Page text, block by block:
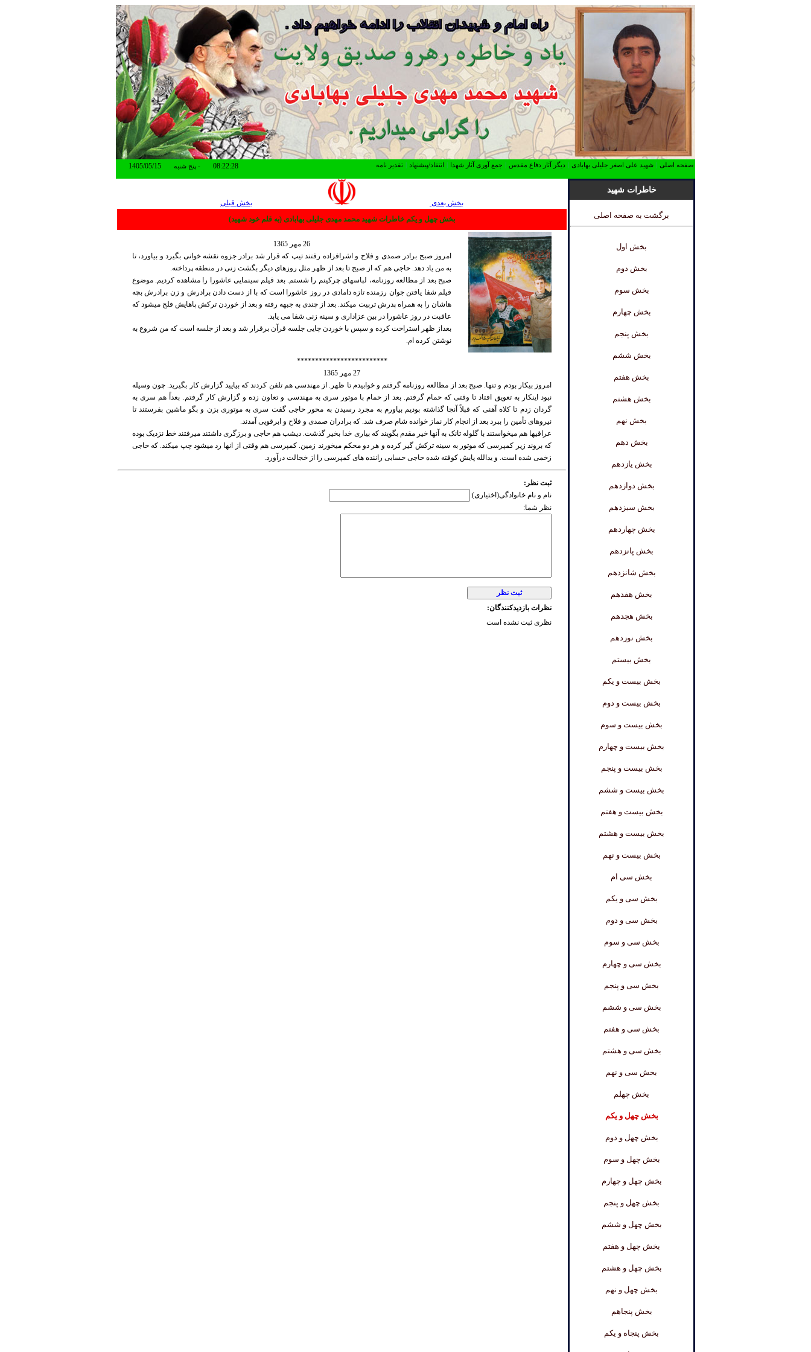
صفحه اصلی | شهید علی اصغر جلیلی بهابادی | دیگر آثار دفاع مقدس | جمع آوری آثار شهدا | انتقاد/پیشنهاد | تقدیر نامه پنج شنبه -
خاطرات شهید
برگشت به صفحه اصلی
بخش اول
بخش دوم
بخش سوم
بخش چهارم
بخش پنجم
بخش ششم
بخش هفتم
بخش هشتم
بخش نهم
بخش دهم
بخش یازدهم
بخش دوازدهم
بخش سیزدهم
بخش چهاردهم
بخش پانزدهم
بخش شانزدهم
بخش هفدهم
بخش هجدهم
بخش نوزدهم
بخش بیستم
بخش بیست و یکم
بخش بیست و دوم
بخش بیست و سوم
بخش بیست و چهارم
بخش بیست و پنجم
بخش بیست و ششم
بخش بیست و هفتم
بخش بیست و هشتم
بخش بیست و نهم
بخش سی ام
بخش سی و یکم
بخش سی و دوم
بخش سی و سوم
بخش سی و چهارم
بخش سی و پنجم
بخش سی و ششم
بخش سی و هفتم
بخش سی و هشتم
بخش سی و نهم
بخش چهلم
بخش چهل و یکم
بخش چهل و دوم
بخش چهل و سوم
بخش چهل و چهارم
بخش چهل و پنجم
بخش چهل و ششم
بخش چهل و هفتم
بخش چهل و هشتم
بخش چهل و نهم
بخش پنجاهم
بخش پنجاه و یکم
بخش بعدی
بخش قبلی
بخش چهل و یکم خاطرات شهید محمد مهدی جلیلی بهابادی (به قلم خود شهید)
26 مهر 1365
امروز صبح برادر صمدی و فلاح و اشرافزاده رفتند تیپ که قرار شد برادر جزوه نقشه خوانی بگیرد و بیاورد، تا
به من یاد دهد. حاجی هم که از صبح تا بعد از ظهر مثل روزهای دیگر بگشت زنی در منطقه پرداخته.
صبح بعد از مطالعه روزنامه، لباسهای چرکینم را شستم. بعد فیلم سینمایی عاشورا را مشاهده کردیم. موضوع
فیلم شفا یافتن جوان رزمنده تازه دامادی در روز عاشورا است که با از دست دادن برادرش و زن برادرش بچه
هاشان را به همراه پدرش تربیت میکند. بعد از چندی به جبهه رفته و بعد از خوردن ترکش پاهایش فلج میشود که
عاقبت در روز عاشورا در بین عزاداری و سینه زنی شفا می یابد.
بعداز ظهر استراحت کرده و سپس با خوردن چایی جلسه قرآن برقرار شد و بعد از جلسه است که من شروع به
نوشتن کرده ام.
*************************
27 مهر 1365
امروز بیکار بودم و تنها. صبح بعد از مطالعه روزنامه گرفتم و خوابیدم تا ظهر. از مهندسی هم تلفن کردند که بیایید گزارش کار بگیرید. چون وسیله
نبود اینکار به تعویق افتاد تا وقتی که حمام گرفتم. بعد از حمام با موتور سری به مهندسی و تعاون زده و گزارش کار گرفتم. بعداً هم سری به
گردان زدم تا کلاه آهنی که قبلاً آنجا گذاشته بودیم بیاورم به مجرد رسیدن به محور حاجی گفت سری به موتوری بزن و بگو ماشین بفرستند تا
نیروهای تأمین را ببرد بعد از انجام کار نماز خوانده شام صرف شد. که برادران صمدی و فلاح و ابرقویی آمدند.
عراقیها هم میخواستند با گلوله تانک به آنها خیر مقدم بگویند که بیاری خدا بخیر گذشت. دیشب هم حاجی و برزگری داشتند میرفتند خط نزدیک بوده
که بروند زیر کمپرسی که موتور به سینه ترکش گیر کرده و هر دو محکم میخورند زمین. کمپرسی هم وقتی از انها رد میشود چپ میکند. که حاجی
زخمی شده است. و یدالله پایش کوفته شده حاجی حسابی راننده های کمپرسی را از خجالت درآورد.
ثبت نظر:
نام و نام خانوادگی(اختیاری):
نظر شما:
نظرات بازدیدکنندگان:
نظری ثبت نشده است